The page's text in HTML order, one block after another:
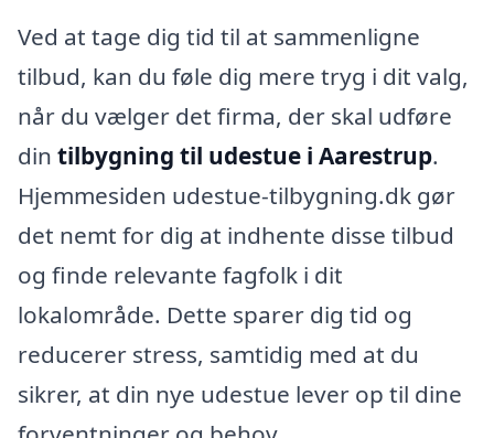
Ved at tage dig tid til at sammenligne
tilbud, kan du føle dig mere tryg i dit valg,
når du vælger det firma, der skal udføre
din tilbygning til udestue i Aarestrup.
Hjemmesiden udestue-tilbygning.dk gør
det nemt for dig at indhente disse tilbud
og finde relevante fagfolk i dit
lokalområde. Dette sparer dig tid og
reducerer stress, samtidig med at du
sikrer, at din nye udestue lever op til dine